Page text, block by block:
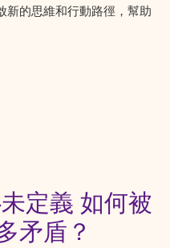
新的思維和行動路徑，幫助
定義 如何被
矛盾？